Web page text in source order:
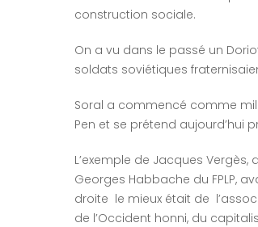
construction sociale.
On a vu dans le passé un
soldats soviétiques
Soral a commencé comme
Pen et se prétend aujourd’hui
L’exemple de Jacques
Georges Habbache du FPLP,
droite le mieux était de
de l’Occident honni, du